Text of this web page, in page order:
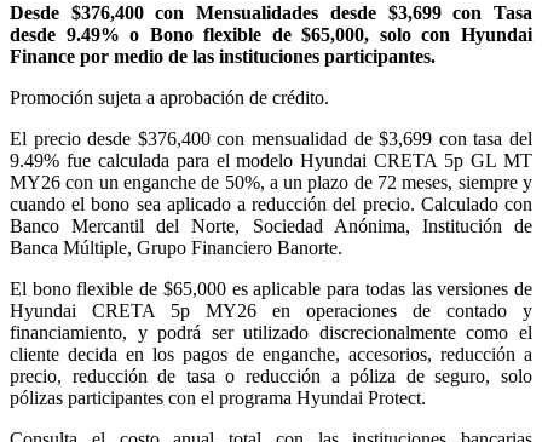
Desde $376,400 con Mensualidades desde $3,699 con Tasa
desde 9.49% o Bono flexible de $65,000, solo con Hyundai
Finance por medio de las instituciones participantes.
Promoción sujeta a aprobación de crédito.
El precio desde $376,400 con mensualidad de $3,699 con tasa del
9.49% fue calculada para el modelo Hyundai CRETA 5p GL MT
MY26 con un enganche de 50%, a un plazo de 72 meses, siempre y
cuando el bono sea aplicado a reducción del precio. Calculado con
Banco Mercantil del Norte, Sociedad Anónima, Institución de
Banca Múltiple, Grupo Financiero Banorte.
El bono flexible de $65,000 es aplicable para todas las versiones de
Hyundai CRETA 5p MY26 en operaciones de contado y
financiamiento, y podrá ser utilizado discrecionalmente como el
cliente decida en los pagos de enganche, accesorios, reducción a
precio, reducción de tasa o reducción a póliza de seguro, solo
pólizas participantes con el programa Hyundai Protect.